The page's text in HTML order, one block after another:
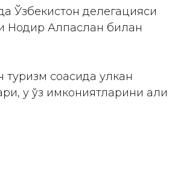
Ўзбекистон делегацияси
Нодир Алпаслан билан
соҳасида улкан
у ўз имкониятларини ҳали